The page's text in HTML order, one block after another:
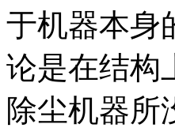
于机器本身
论是在结构
除尘机器所